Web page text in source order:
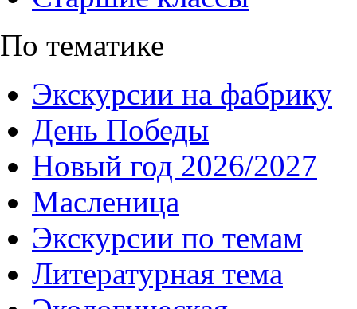
По тематике
Экскурсии на фабрику
День Победы
Новый год 2026/2027
Масленица
Экскурсии по темам
Литературная тема